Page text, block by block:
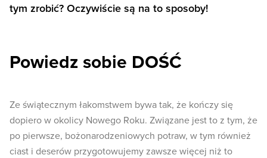
tym zrobić? Oczywiście są na to sposoby!
Powiedz sobie DOŚĆ
Ze świątecznym łakomstwem bywa tak, że kończy się
dopiero w okolicy Nowego Roku. Związane jest to z tym, że
po pierwsze, bożonarodzeniowych potraw, w tym również
ciast i deserów przygotowujemy zawsze więcej niż to